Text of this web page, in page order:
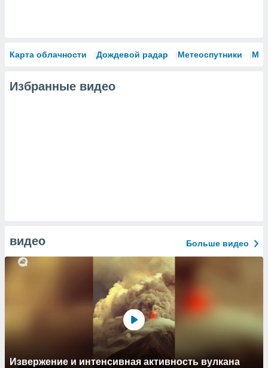
Карта облачности Дождевой радар Метеоспутники
Избранные видео
видео Больше видео
Извержение и интенсивная активность вулкана